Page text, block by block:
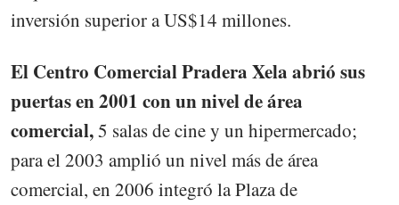
inversión superior a US$14 millones.
El Centro Comercial Pradera Xela abrió sus
puertas en 2001 con un nivel de área
comercial,5 salas de cine y un hipermercado;
para el 2003 amplió un nivel más de área
comercial, en 2006 integró la Plaza de